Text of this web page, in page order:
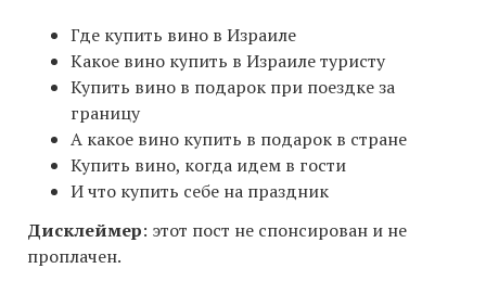
Где купить вино в Израиле
Какое вино купить в Израиле туристу
Купить вино в подарок при поездке за
границу
А какое вино купить в подарок в стране
Купить вино, когда идем в гости
И что купить себе на праздник
Дисклеймер: этот пост не спонсирован и не
проплачен.